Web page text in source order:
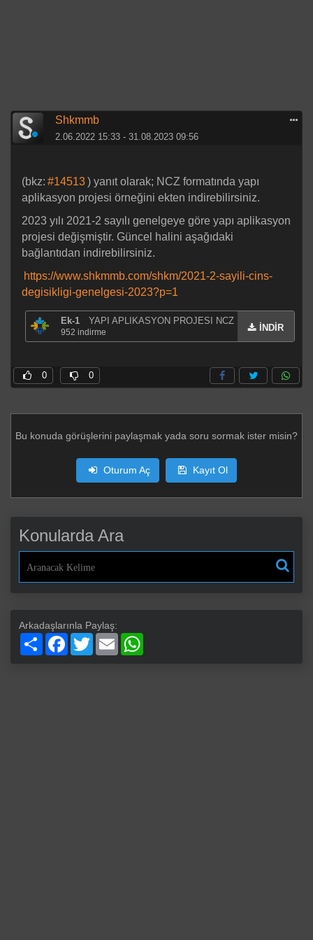
Shkmmb
2.06.2022 15:33 - 31.08.2023 09:56
(bkz: #14513) yanıt olarak; NCZ formatında yapı
aplikasyon projesi örneğini ekten indirebilirsiniz.
2023 yılı 2021-2 sayılı genelgeye göre yapı aplikasyon
projesi değişmiştir. Güncel halini aşağıdaki
bağlantıdan indirebilirsiniz.
https://www.shkmmb.com/shkm/2021-2-sayili-cins-
degisikligi-genelgesi-2023?p=1
Ek-1
YAPI APLIKASYON PROJESI NCZ
952 indirme İNDİR
0 0
Bu konuda görüşlerini paylaşmak yada soru sormak ister misin?
Oturum Aç Kayıt Ol
Konularda Ara
Arkadaşlarınla Paylaş:
PaylaşFacebook
TwitterEmail